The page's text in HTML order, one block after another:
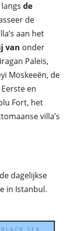
langsde
de
aan het
van onder
Paleis,
Moskeeën, de
en
Fort, het
villa’s
dagelijkse
in Istanbul.